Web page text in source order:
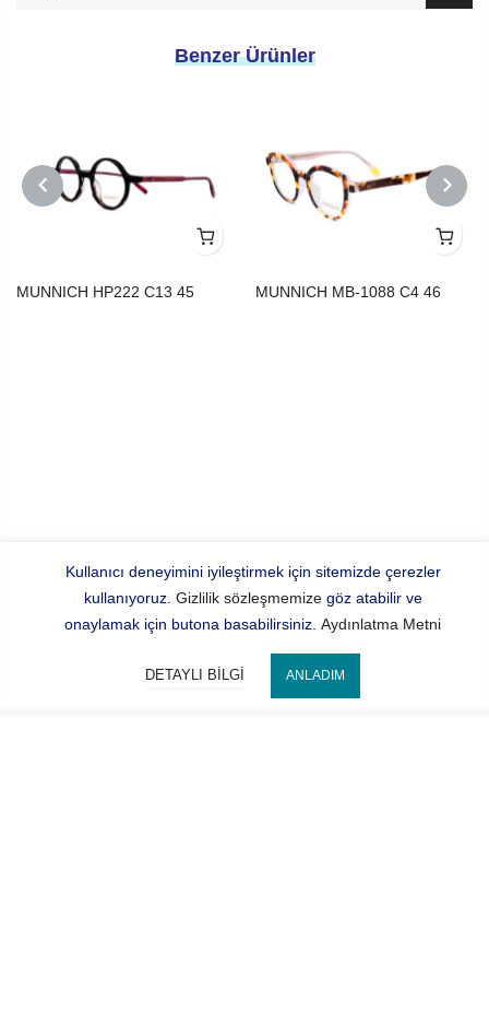
Benzer Ürünler
MUNNICH HP222 C13 45 MUNNICH MB-1088 C4 46
NEXT
Kullanıcı deneyimini iyileştirmek için sitemizde çerezler
kullanıyoruz. Gizlilik sözleşmemizegöz atabilir ve
onaylamak için butona basabilirsiniz. Aydınlatma Metni
DETAYLI BILGI ANLADIM